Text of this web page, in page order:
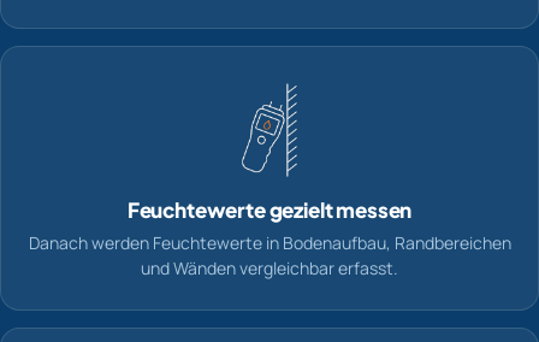
Feuchtewerte gezielt messen
Danach werden Feuchtewerte in Bodenaufbau, Randbereichen
und Wänden vergleichbar erfasst.